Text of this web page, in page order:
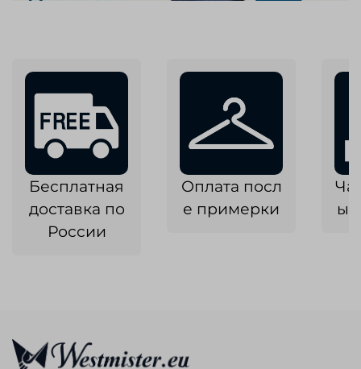
Бесплатная
доставка по
России
Оплата посл
е примерки